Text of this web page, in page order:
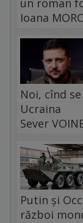
un roman
Ioana
Noi, cînd
Ucraina
Sever
Putin și
război